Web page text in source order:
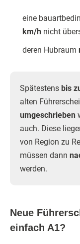
eine
km/h nicht
deren Hubraum
Spätestens bis
alten
umgeschrieben
auch. Diese
von Region zu
müssen dann
werden.
Neue
einfach A1?